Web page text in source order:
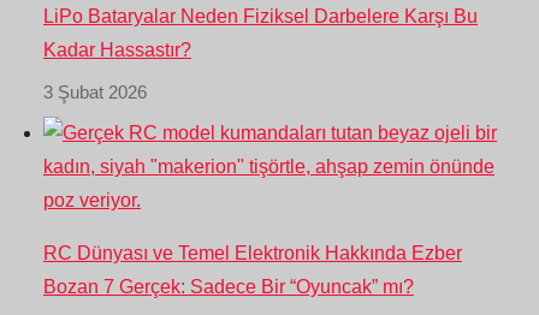
LiPo Bataryalar Neden Fiziksel Darbelere Karşı Bu
Kadar Hassastır?
3 Şubat 2026
RC Dünyası ve Temel Elektronik Hakkında Ezber
Bozan 7 Gerçek: Sadece Bir “Oyuncak” mı?